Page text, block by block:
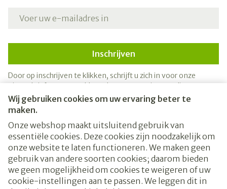
Wij gebruiken cookies om uw ervaring beter te
maken.
Onze webshop maakt uitsluitend gebruik van
essentiële cookies. Deze cookies zijn noodzakelijk om
onze website te laten functioneren. We maken geen
gebruik van andere soorten cookies; daarom bieden
we geen mogelijkheid om cookies te weigeren of uw
cookie-instellingen aan te passen. We leggen dit in
Inschrijven
Door op inschrijven te klikken, schrijft u zich in voor onze
nieuwsbrief en gaat u akkoord met onzeprivacy policy.